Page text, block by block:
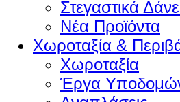
Στεγαστικά
Νέα Προϊόντα
Χωροταξία &
Χωροταξία
Έργα